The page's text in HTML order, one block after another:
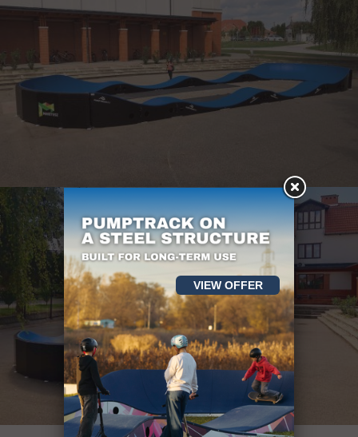
VIEW OFFER